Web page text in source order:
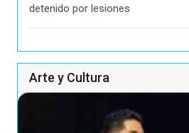
detenido por lesiones
Arte y Cultura